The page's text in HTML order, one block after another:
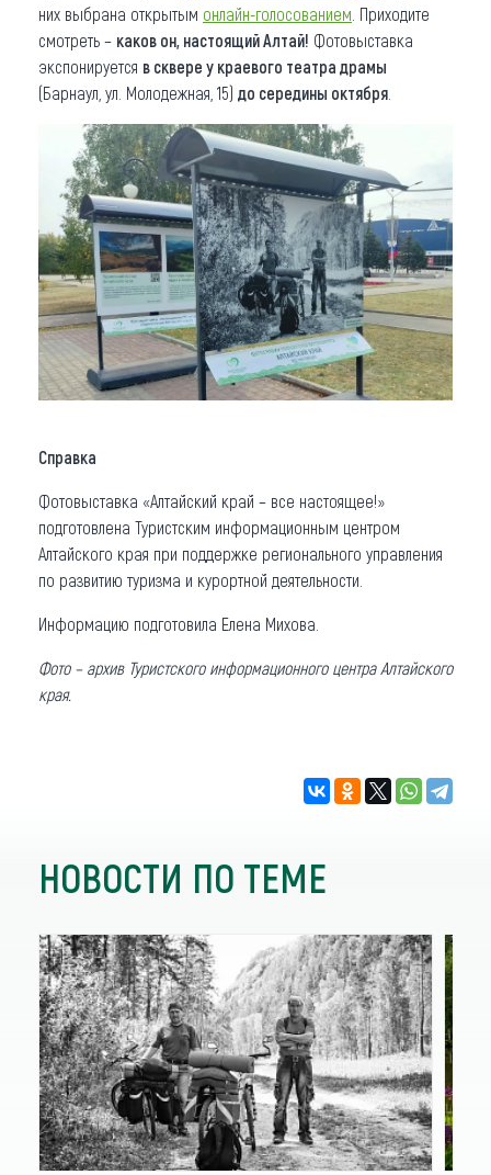
них выбрана открытым онлайн-голосованием . Приходите
смотреть – каков он, настоящий Алтай! Фотовыставка
экспонируется в сквере у краевого театра драмы
(Барнаул, ул. Молодежная, 15) до середины октября
Справка
Фотовыставка «Алтайский край – все настоящее!»
подготовлена Туристским информационным центром
Алтайского края при поддержке регионального управления
по развитию туризма и курортной деятельности.
Информацию подготовила Елена Михова.
Фото – архив Туристского информационного центра Алтайского
края.
НОВОСТИ ПО ТЕМЕ